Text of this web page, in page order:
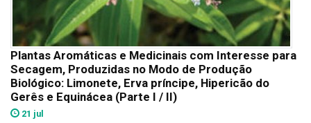
Plantas Aromáticas e Medicinais com Interesse para
Secagem, Produzidas no Modo de Produção
Biológico: Limonete, Erva príncipe, Hipericão do
Gerês e Equinácea (Parte I / II)
21 jul